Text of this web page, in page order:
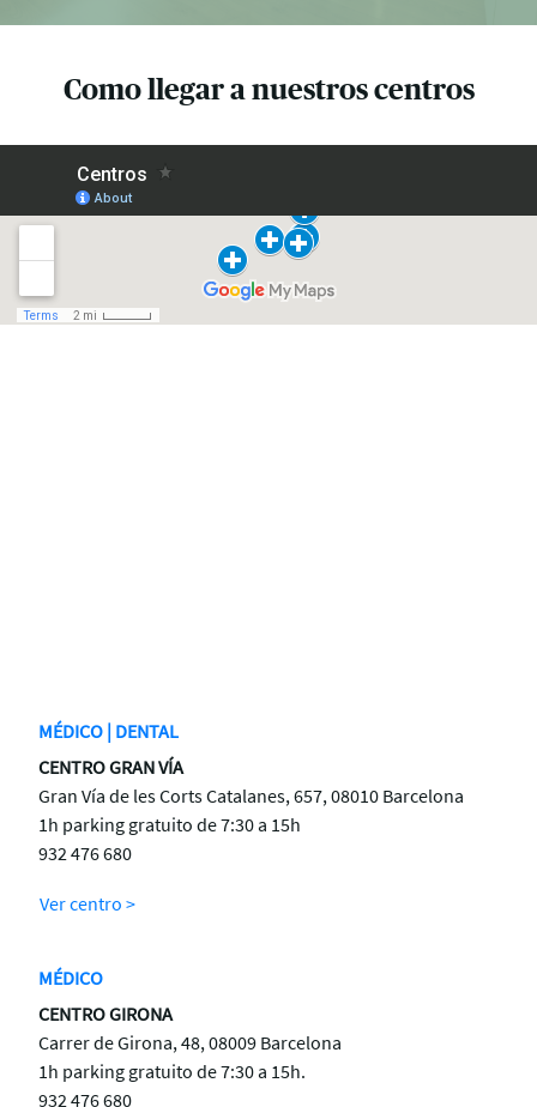
Como llegar a nuestros centros
MÉDICO | DENTAL
CENTRO GRAN VÍA
Gran Vía de les Corts Catalanes, 657, 08010 Barcelona
1h parking gratuito de 7:30 a 15h
932 476 680
Ver centro >
MÉDICO
CENTRO GIRONA
Carrer de Girona, 48, 08009 Barcelona
1h parking gratuito de 7:30 a 15h.
932 476 680